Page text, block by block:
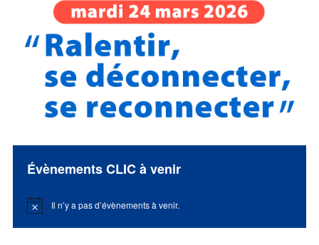
Évènements CLIC à venir
Notice Il n’y a pas d’évènements à venir.